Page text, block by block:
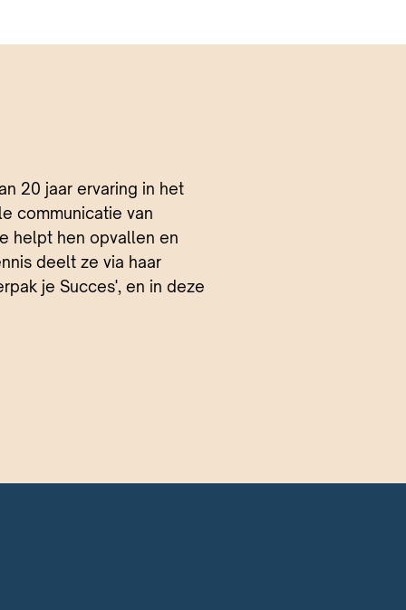
20 jaar ervaring in het
communicatie van
helpt hen opvallen en
deelt ze via haar
je Succes', en in deze